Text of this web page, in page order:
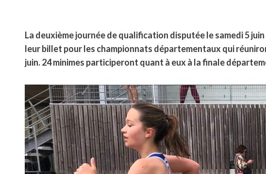
La deuxième journée de qualification disputée le samedi 5
leur billet pour les championnats départementaux qui
juin.24 minimes participeront quant à eux à la finale